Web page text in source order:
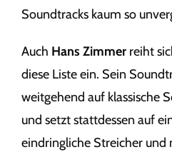
Soundtracks kaum so
Auch Hans Zimmerreiht
diese Liste ein. Sein
weitgehend auf klassische
und setzt stattdessen auf
eindringliche Streicher